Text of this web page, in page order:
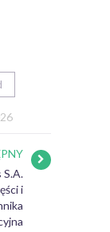
S.A.
i